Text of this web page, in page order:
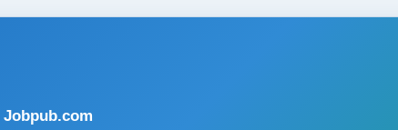
Jobpub.com